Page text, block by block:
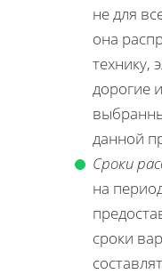
не для
она
технику,
дорогие
данной
Сроки
на
сроки